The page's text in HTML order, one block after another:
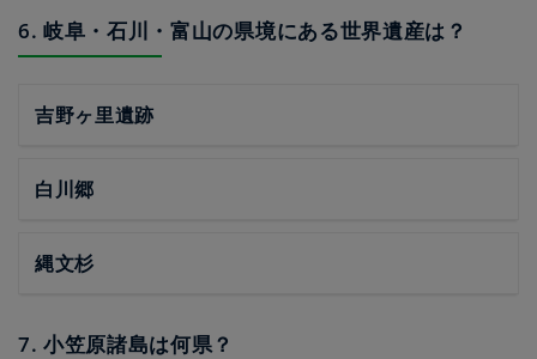
6. 岐阜・石川・富山の県境にある世界遺産は？
吉野ヶ里遺跡
白川郷
縄文杉
7. 小笠原諸島は何県？